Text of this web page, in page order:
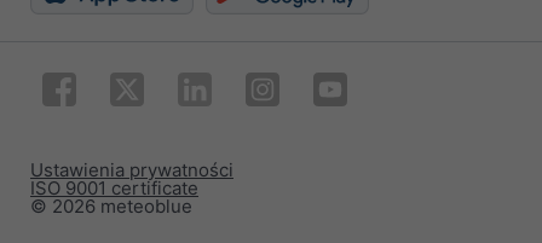
© 2026 meteoblue
ISO 9001 certificate
Ustawienia prywatności